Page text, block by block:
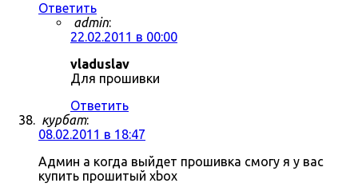
Ответить
admin:
22.02.2011 в 00:00
vladuslav
Для прошивки
Ответить
курбат:
08.02.2011 в 18:47
Админ а когда выйдет прошивка смогу я у вас
купить прошитый xbox